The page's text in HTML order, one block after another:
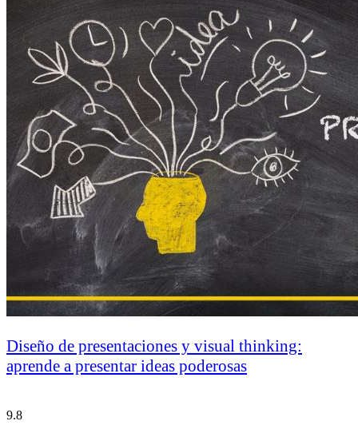
Diseño de presentaciones y visual thinking:
aprende a presentar ideas poderosas
9.8